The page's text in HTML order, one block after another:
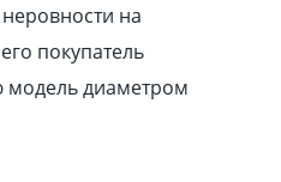
на
покупатель
модель диаметром